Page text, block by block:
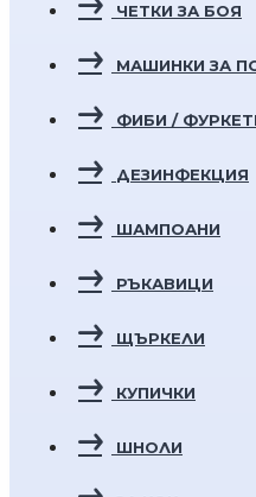
ЧЕТКИ ЗА БОЯ
МАШИНКИ ЗА
ФИБИ /
ДЕЗИНФЕКЦИЯ
ШАМПОАНИ
РЪКАВИЦИ
ЩЪРКЕЛИ
КУПИЧКИ
ШНОЛИ